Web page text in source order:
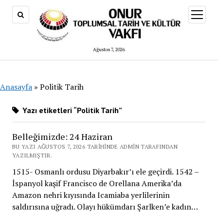
Ağustos 7, 2026
aç
Anasayfa » Politik Tarih
Yazı etiketleri “Politik Tarih”
Belleğimizde: 24 Haziran
BU YAZI AĞUSTOS 7, 2026 TARIHINDE ADMIN TARAFINDAN
YAZILMIŞTIR.
1515- Osmanlı ordusu Diyarbakır’ı ele geçirdi. 1542 –
İspanyol kaşif Francisco de Orellana Amerika’da
Amazon nehri kıyısında Icamiaba yerlilerinin
saldırısına uğradı. Olayı hükümdarı Şarlken’e kadın…